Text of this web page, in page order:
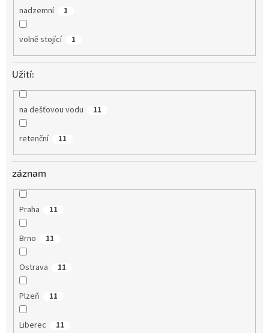
nadzemní 1
volně stojící 1
Užití:
na dešťovou vodu 11
retenční 11
záznam
Praha 11
Brno 11
Ostrava 11
Plzeň 11
Liberec 11